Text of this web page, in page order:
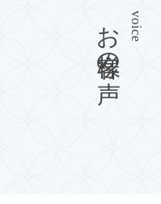
voice
お客様の声
ございました。あるチラシ
て予算がないままで申し訳
頂き有難い思いで一杯で